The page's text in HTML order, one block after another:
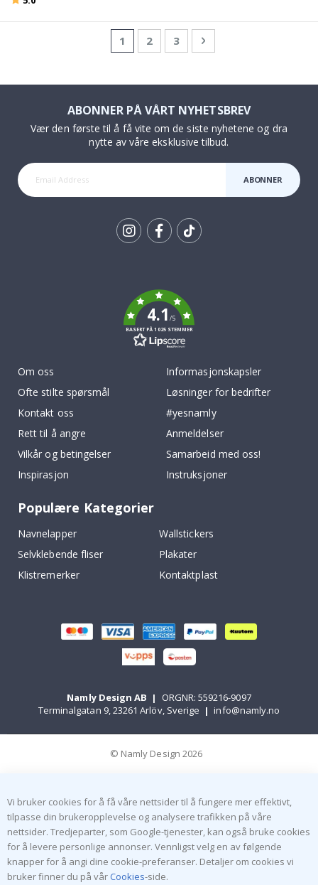
SideYou're currently reading page
1 Side
2 Side
3 Side
Neste
ABONNER PÅ VÅRT NYHETSBREV
Vær den første til å få vite om de siste nyhetene og dra
nytte av våre eksklusive tilbud.
ABONNER
4.1/5
BASERT PÅ 1025 STEMMER
Om oss
Ofte stilte spørsmål
Kontakt oss
Rett til å angre
Vilkår og betingelser
Inspirasjon
Informasjonskapsler
Løsninger for bedrifter
#yesnamly
Anmeldelser
Samarbeid med oss!
Instruksjoner
Populære Kategorier
Navnelapper
Wallstickers
Selvklebende fliser
Plakater
Klistremerker
Kontaktplast
Namly Design AB |
ORGNR: 559216-9097
Terminalgatan 9, 23261 Arlöv, Sverige | info@namly.no
© Namly Design 2026
Vi bruker cookies for å få våre nettsider til å fungere mer effektivt,
tilpasse din brukeropplevelse og analysere trafikken på våre
nettsider. Tredjeparter, som Google-tjenester, kan også bruke cookies
for å levere personlige annonser. Vennligst velg en av følgende
knapper for å angi dine cookie-preferanser. Detaljer om cookies vi
bruker finner du på vår Cookies-side.